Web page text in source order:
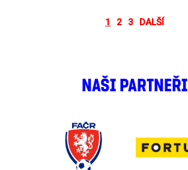
1 2 3 DALŠÍ
NAŠI PARTNEŘI